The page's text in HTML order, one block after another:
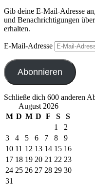
Gib deine E-Mail-Adresse
und Benachrichtigungen
erhalten.
E-Mail-Adresse
Abonnieren
Schließe dich 600 anderen
August 2026
M D M D F S
S
1
2
3
4 5 6 7 8
9
10 11 12 13 14 15 16
17 18 19 20 21 22 23
24 25 26 27 28 29 30
31